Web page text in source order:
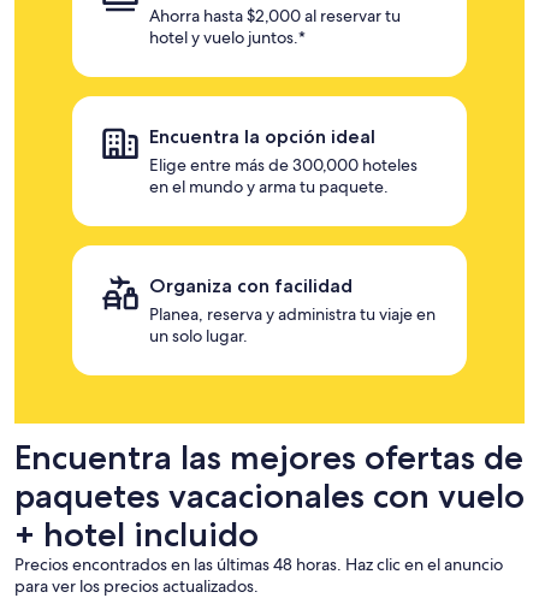
Ahorra hasta $2,000 al reservar tu
hotel y vuelo juntos.*
Encuentra la opción ideal
Elige entre más de 300,000 hoteles
en el mundo y arma tu paquete.
Organiza con facilidad
Planea, reserva y administra tu viaje en
un solo lugar.
Encuentra las mejores ofertas de
paquetes vacacionales con vuelo
+ hotel incluido
Precios encontrados en las últimas 48 horas. Haz clic en el anuncio
para ver los precios actualizados.